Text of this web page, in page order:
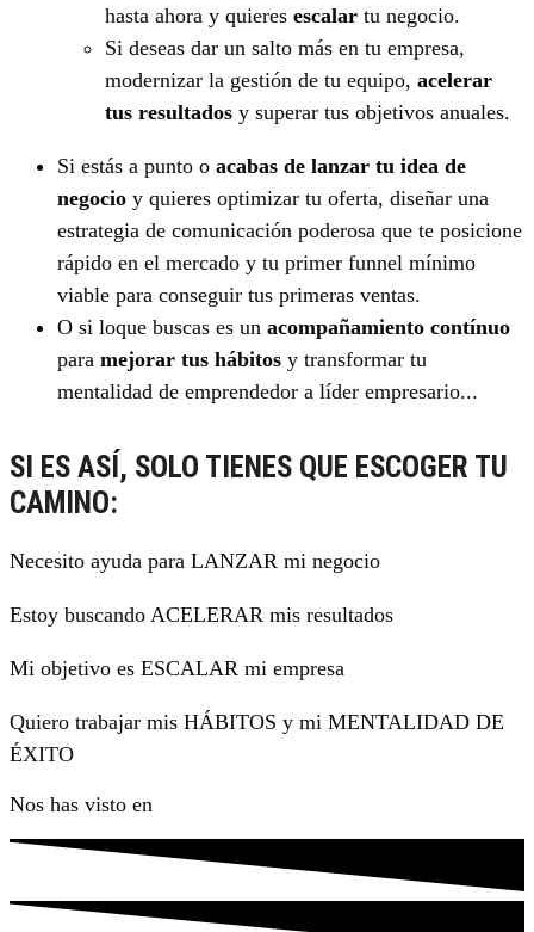
hasta ahora y quieres escalar tu negocio.
Si deseas dar un salto más en tu empresa,
modernizar la gestión de tu equipo, acelerar
tus resultados y superar tus objetivos anuales.
Si estás a punto o acabas de lanzar tu idea de
negocio y quieres optimizar tu oferta, diseñar una
estrategia de comunicación poderosa que te posicione
rápido en el mercado y tu primer funnel mínimo
viable para conseguir tus primeras ventas.
O si loque buscas es un acompañamiento contínuo
para mejorar tus hábitos y transformar tu
mentalidad de emprendedor a líder empresario...
SI ES ASÍ, SOLO TIENES QUE ESCOGER TU
CAMINO:
Necesito ayuda para LANZAR mi negocio
Estoy buscando ACELERAR mis resultados
Mi objetivo es ESCALAR mi empresa
Quiero trabajar mis HÁBITOS y mi MENTALIDAD DE
ÉXITO
Nos has visto en